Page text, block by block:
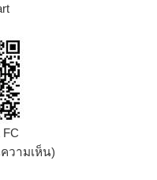
FC
วามเห็น)